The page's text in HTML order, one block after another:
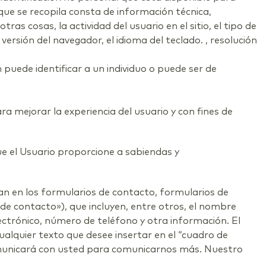
se recopila consta de información técnica,
cosas, la actividad del usuario en el sitio, el tipo de
del navegador, el idioma del teclado. , resolución
identificar a un individuo o puede ser de
mejorar la experiencia del usuario y con fines de
el Usuario proporcione a sabiendas y
en los formularios de contacto, formularios de
contacto»), que incluyen, entre otros, el nombre
número de teléfono y otra información. El
texto que desee insertar en el “cuadro de
con usted para comunicarnos más. Nuestro